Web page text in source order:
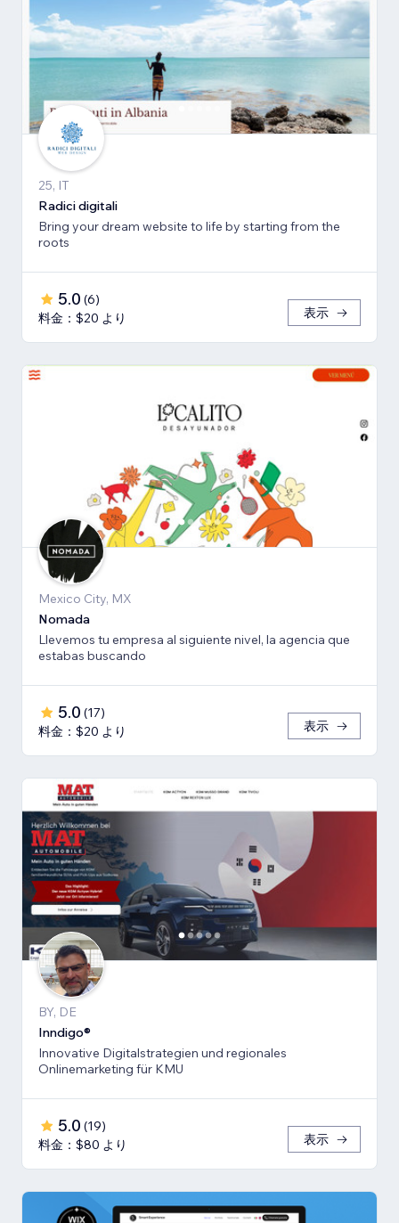
25, IT
Radici digitali
Bring your dream website to life by starting from the
roots
5.0 (6)
料金：$20 より
表示
Mexico City, MX
Nomada
Llevemos tu empresa al siguiente nivel, la agencia que
estabas buscando
5.0 (17)
料金：$20 より
表示
BY, DE
Inndigo®
Innovative Digitalstrategien und regionales
Onlinemarketing für KMU
5.0 (19)
料金：$80 より
表示